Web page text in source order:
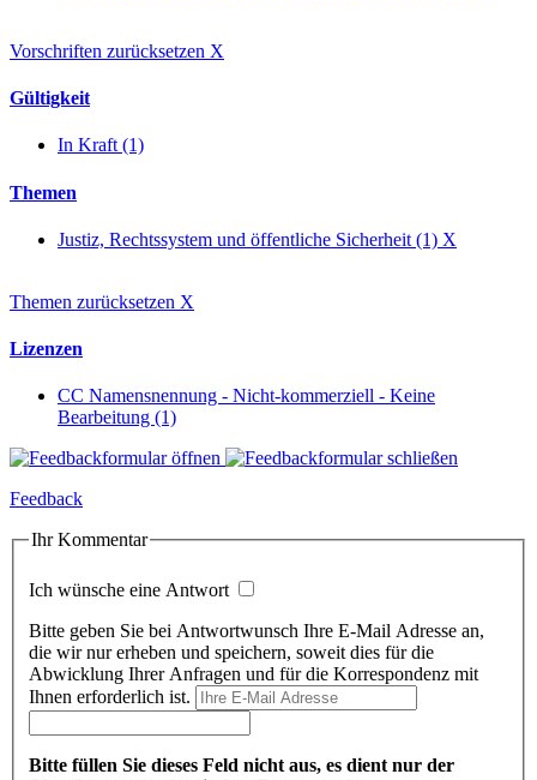
Vorschriften zurücksetzen X
Gültigkeit
In Kraft (1)
Themen
Justiz, Rechtssystem und öffentliche Sicherheit (1) X
Themen zurücksetzen X
Lizenzen
CC Namensnennung - Nicht-kommerziell - Keine
Bearbeitung (1)
Feedback
Ihr Kommentar
Ich wünsche eine Antwort
Bitte geben Sie bei Antwortwunsch Ihre E-Mail Adresse an,
die wir nur erheben und speichern, soweit dies für die
Abwicklung Ihrer Anfragen und für die Korrespondenz mit
Ihnen erforderlich ist.
Bitte füllen Sie dieses Feld nicht aus, es dient nur der